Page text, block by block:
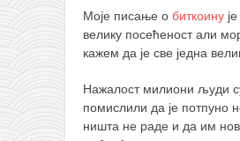
Моје писање о биткоину
велику посећеност али
кажем да је све једна
Нажалост милиони људи
помислили да је потпуно
ништа не раде и да им